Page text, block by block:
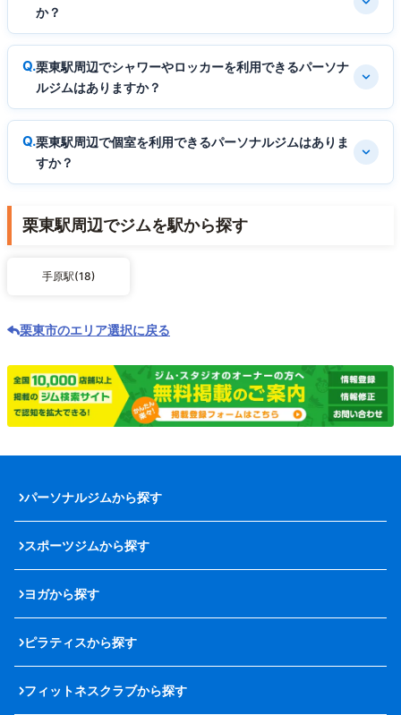
か？
栗東駅周辺でシャワーやロッカーを利用できるパーソナ
ルジムはありますか？
栗東駅周辺で個室を利用できるパーソナルジムはありま
すか？
栗東駅周辺でジムを駅から探す
手原駅(18)
栗東市のエリア選択に戻る
パーソナルジムから探す
スポーツジムから探す
ヨガから探す
ピラティスから探す
フィットネスクラブから探す